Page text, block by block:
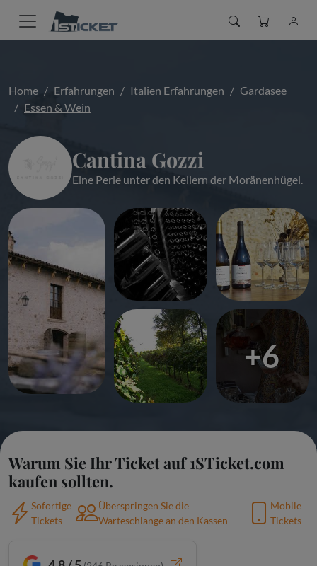
Home Erfahrungen Italien Erfahrungen
Gardasee
Essen & Wein
Cantina Gozzi
Eine Perle unter den Kellern der Moränenhügel.
+6
Warum Sie Ihr Ticket auf 1STicket.com
kaufen sollten.
Sofortige
Tickets
Überspringen Sie die
Warteschlange an den Kassen
Mobile
Tickets